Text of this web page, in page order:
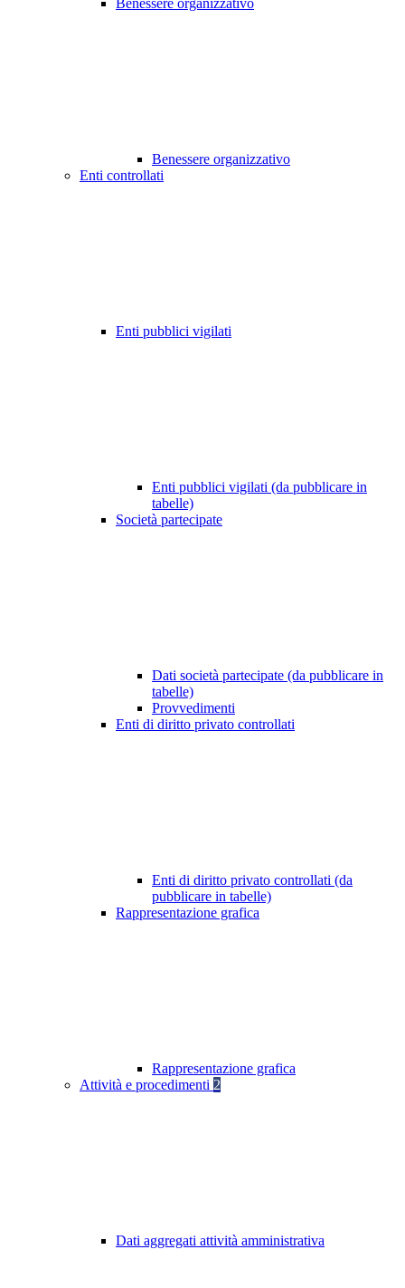
Benessere organizzativo
Benessere organizzativo
Enti controllati
Enti pubblici vigilati
Enti pubblici vigilati (da pubblicare in
tabelle)
Società partecipate
Dati società partecipate (da pubblicare in
tabelle)
Provvedimenti
Enti di diritto privato controllati
Enti di diritto privato controllati (da
pubblicare in tabelle)
Rappresentazione grafica
Rappresentazione grafica
Attività e procedimenti 2
Dati aggregati attività amministrativa